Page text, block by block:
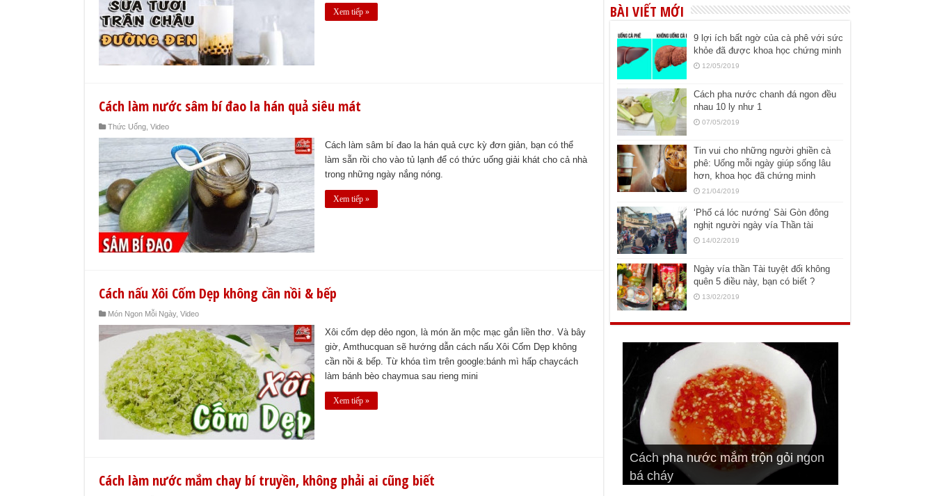
Xem tiếp »
Cách làm nước sâm bí đao la hán quả siêu mát
Thức Uống Video
Cách làm sâm bí đao la hán quả cực kỳ đơn giản, bạn có thể
làm sẵn rồi cho vào tủ lạnh để có thức uống giải khát cho cả nhà
trong những ngày nắng nóng.
Xem tiếp »
Cách nấu Xôi Cốm Dẹp không cần nồi & bếp
Món Ngon Mỗi Ngày, Video
Xôi cốm dẹp dẻo ngon, là món ăn mộc mạc gắn liền thơ. Và bây
giờ, Amthucquan sẽ hướng dẫn cách nấu Xôi Cốm Dẹp không
cần nồi & bếp. Từ khóa tìm trên google:bánh mì hấp chaycách
làm bánh bèo chaymua sau rieng mini
Xem tiếp »
Cách làm nước mắm chay bí truyền, không phải ai cũng biết
BÀI VIẾT MỚI
9 lợi ích bất ngờ của cà phê với sức
khỏe đã được khoa học chứng minh
12/05/2019
Cách pha nước chanh đá ngon đều
nhau 10 ly như 1
07/05/2019
Tin vui cho những người ghiền cà
phê: Uống mỗi ngày giúp sống lâu
hơn, khoa học đã chứng minh
21/04/2019
‘Phố cá lóc nướng’ Sài Gòn đông
nghịt người ngày vía Thần tài
14/02/2019
Ngày vía thần Tài tuyệt đối không
quên 5 điều này, bạn có biết ?
13/02/2019
Cách pha nước mắm trộn gỏi ngon
bá cháy
Bí quyết để chiên đậu hũ giòn ngon
Cách ướp sườn non nướng ngon
đúng vị
Cách ướp thịt heo chiên ngon mềm
Bật mí cách ướp sườn cơm tấm
ngon